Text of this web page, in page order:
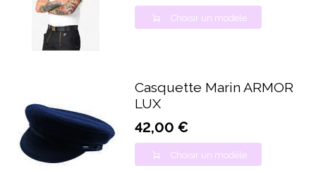
Choisir un modèle
Casquette Marin ARMOR
LUX
42,00 €
Choisir un modèle